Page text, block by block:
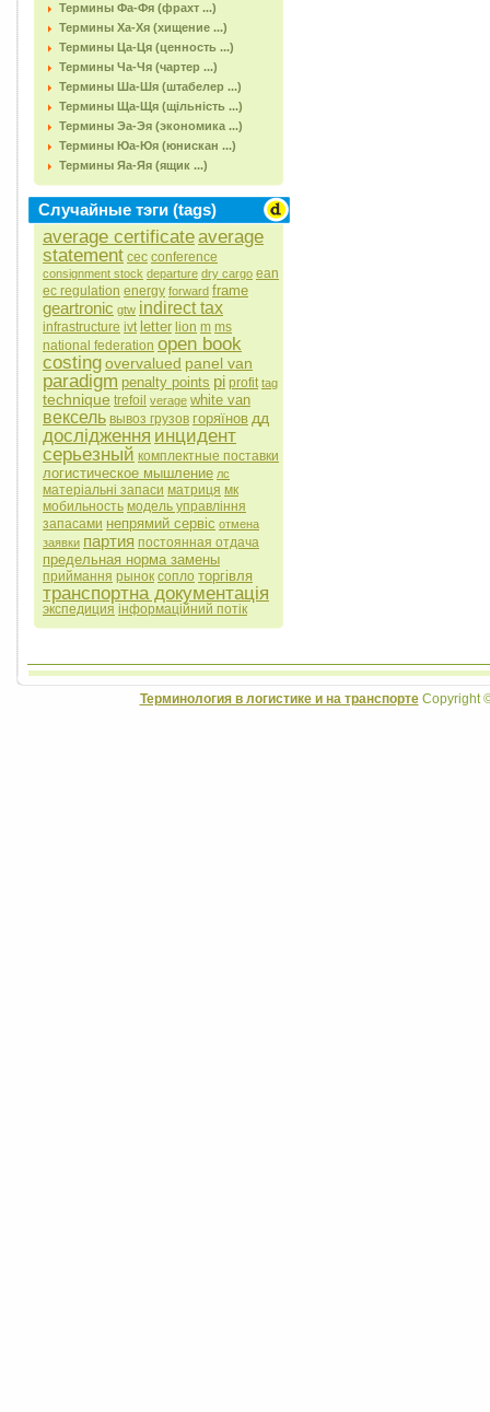
Термины Фа-Фя (фрахт ...)
Термины Ха-Хя (хищение ...)
Термины Ца-Ця (ценность ...)
Термины Ча-Чя (чартер ...)
Термины Ша-Шя (штабелер ...)
Термины Ща-Щя (щільність ...)
Термины Эа-Эя (экономика ...)
Термины Юа-Юя (юнискан ...)
Термины Яа-Яя (ящик ...)
Случайные тэги (tags)
average certificateaverage
statement cec conference
consignment stock departure dry cargo ean
ec regulation energy forward frame
geartronic gtw indirect tax
infrastructure ivt letter lion m ms
national federation open book
costingovervalued panel van
paradigm penalty points pi profit tag
technique trefoil verage white van
вексель вывоз грузов горяїнов дд
дослідження инцидент
серьезный комплектные поставки
логистическое мышление лс
матеріальні запаси матриця мк
мобильность модель управління
запасами непрямий сервіс отмена
заявки партия постоянная отдача
предельная норма замены
приймання рынок сопло торгівля
транспортна документація
экспедиция інформаційний потік
Терминология в логистике и на транспортеCopyright